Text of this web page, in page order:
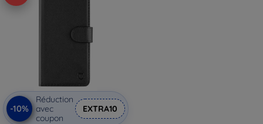
-10%
Réduction
avec
coupon
EXTRA10